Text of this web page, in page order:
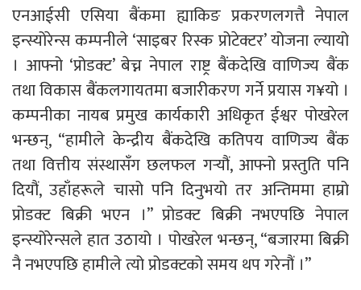
एनआईसी एसिया बैंकमा ह्याकिङ प्रकरणलगत्तै नेपाल
इन्स्योरेन्स कम्पनीले ‘साइबर रिस्क प्रोटेक्टर’ योजना ल्यायो
। आफ्नो ‘प्रोडक्ट’ बेच्न नेपाल राष्ट्र बैंकदेखि वाणिज्य बैंक
तथा विकास बैंकलगायतमा बजारीकरण गर्ने प्रयास ग¥यो ।
कम्पनीका नायब प्रमुख कार्यकारी अधिकृत ईश्वर पोखरेल
भन्छन्, “हामीले केन्द्रीय बैंकदेखि कतिपय वाणिज्य बैंक
तथा वित्तीय संस्थासँग छलफल गर्‍यौं, आफ्नो प्रस्तुति पनि
दियौं, उहाँहरूले चासो पनि दिनुभयो तर अन्तिममा हाम्रो
प्रोडक्ट बिक्री भएन ।” प्रोडक्ट बिक्री नभएपछि नेपाल
इन्स्योरेन्सले हात उठायो । पोखरेल भन्छन्, “बजारमा बिक्री
नै नभएपछि हामीले त्यो प्रोडक्टको समय थप गरेनौं ।”